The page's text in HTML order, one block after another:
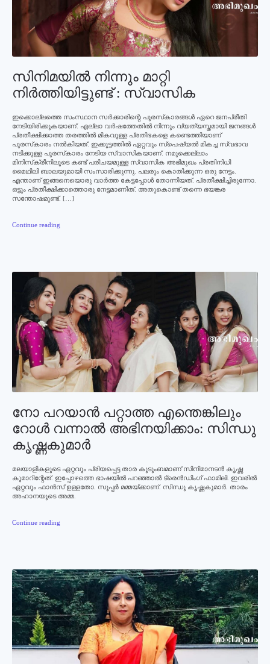
സിനിമയില്‍ നിന്നും മാറ്റി
നിര്‍ത്തിയിട്ടുണ്ട് : സ്വാസിക
ഇക്കൊല്ലത്തെ സംസ്ഥാന സര്‍ക്കാരിന്റെ പുരസ്‌കാരങ്ങള്‍ ഏറെ ജനപ്രീതി
നേടിയിരിക്കുകയാണ്. എല്ലാ വര്‍ഷത്തേതില്‍ നിന്നും വ്യത്യസ്തമായി ജനങ്ങള്‍
പ്രതീക്ഷിക്കാത്ത തരത്തില്‍ മികവുള്ള പ്രതിഭകളെ കണ്ടെത്തിയാണ്
പുരസ്‌കാരം നല്‍കിയത്. ഇക്കൂട്ടത്തില്‍ ഏറ്റവും സ്പെഷ്യല്‍ മികച്ച സ്വഭാവ
നടിക്കുള്ള പുരസ്‌കാരം നേടിയ സ്വാസികയാണ്. നമുക്കെല്ലാം
മിനിസ്‌ക്രീനിലൂടെ കണ്ട് പരിചയമുള്ള സ്വാസിക അഭിമുഖം പ്രതിനിധി
മൈഥിലി ബാലയുമായി സംസാരിക്കുന്നു. പലരും കൊതിക്കുന്ന ഒരു നേട്ടം.
എന്താണ് ഇങ്ങനെയൊരു വാര്‍ത്ത കേട്ടപ്പോള്‍ തോന്നിയത്. പ്രതീക്ഷിച്ചിരുന്നോ.
ഒട്ടും പ്രതീക്ഷിക്കാത്തൊരു നേട്ടമാണിത്. അതുകൊണ്ട് തന്നെ ഭയങ്കര
സന്തോഷമുണ്ട്. […]
Continue reading
നോ പറയാന്‍ പറ്റാത്ത എന്തെങ്കിലും
റോള്‍ വന്നാല്‍ അഭിനയിക്കാം: സിന്ധു
കൃഷ്ണകുമാര്‍
മലയാളികളുടെ ഏറ്റവും പ്രിയപ്പെട്ട താര കുടുംബമാണ് സിനിമാനടന്‍ കൃഷ്ണ
കുമാറിന്റേത്. ഇപ്പോഴത്തെ ഭാഷയില്‍ പറഞ്ഞാല്‍ ട്രെന്‍ഡിംഗ് ഫാമിലി. ഇവരില്‍
ഏറ്റവും ഫാന്‍സ് ഉള്ളതോ. സൂപ്പര്‍ മമ്മയ്ക്കാണ്. സിന്ധു കൃഷ്ണകുമാര്‍. താരം
അഹാനയുടെ അമ്മ.
Continue reading